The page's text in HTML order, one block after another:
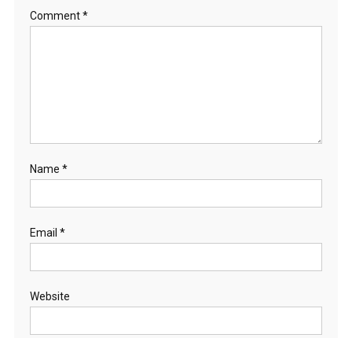
Comment*
Name *
Email *
Website